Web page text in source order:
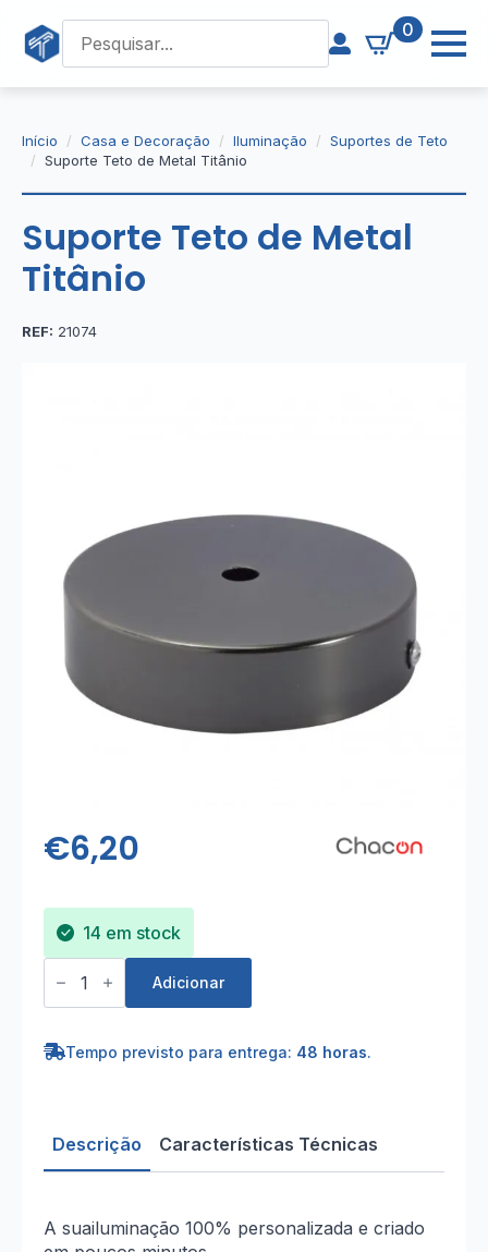
0
Início Casa e Decoração Iluminação
Suportes de Teto
Suporte Teto de Metal Titânio
Suporte Teto de Metal
Titânio
REF: 21074
€6,20
14 em stock
Quantidade
de
Suporte
Metal
Adicionar
Tempo previsto para entrega: 48 horas.
Descrição Características Técnicas
A suailuminação 100% personalizada e criado